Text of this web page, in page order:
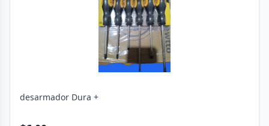
desarmador Dura +